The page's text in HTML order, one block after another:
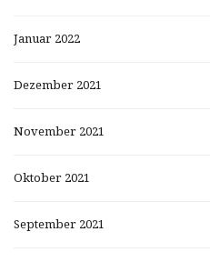
Januar 2022
Dezember 2021
November 2021
Oktober 2021
September 2021